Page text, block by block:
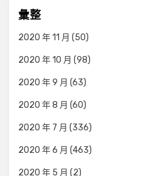
彙整
2020 年 11 月 (50)
2020 年 10 月 (98)
2020 年 9 月 (63)
2020 年 8 月 (60)
2020 年 7 月 (336)
2020 年 6 月 (463)
2020 年 5 月 (2)